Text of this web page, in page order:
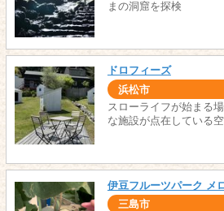
まの洞窟を探検
ドロフィーズ
浜松市
スローライフが始まる
な施設が点在している
伊豆フルーツパーク メ
三島市